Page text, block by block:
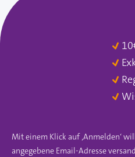
Mit einem Klick auf ‚Anmelden‘
angegebene Email-Adresse